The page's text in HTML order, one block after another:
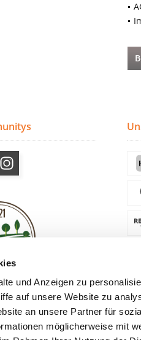
und Anzeigen zu
auf unsere Website zu
an unsere Partner für
möglicherweise mit